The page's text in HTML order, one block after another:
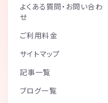
よくある質問・お問い合わ
せ
ご利用料金
サイトマップ
記事一覧
ブログ一覧